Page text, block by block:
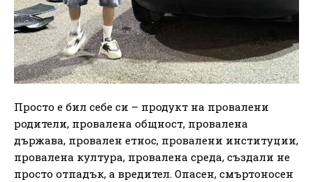
Просто е бил себе си – продукт на провалени
родители, провалена общност, провалена
държава, провален етнос, провалени институции,
провалена култура, провалена среда, създали не
просто отпадък, а вредител. Опасен, смъртоносен